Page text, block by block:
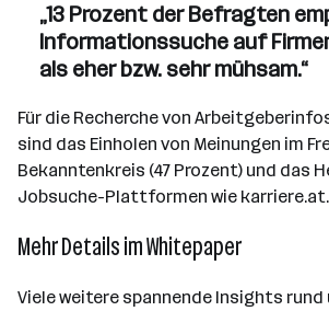
„13 Prozent der Befragten
Informationssuche auf
als eher bzw. sehr mühsam.“
Für die Recherche von
sind das Einholen von Meinungen im
Bekanntenkreis (47 Prozent) und das
Jobsuche-Plattformen wie karriere.at.
Mehr Details im Whitepaper
Viele weitere spannende Insights rund